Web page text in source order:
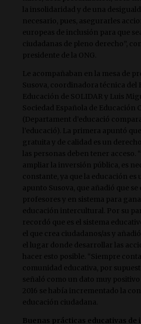
la insolidaridad y de una
necesario, pues, asegurarles
europeas de inclusión para que
ciudadanas de pleno derecho”,
presidente de la ONG.
Le acompañaban en la mesa de
Susova, coordinadora técnica del
Educación de SOLIDAR y Luis
Sociedad Española de Educación
(Departament d’educació
l’educació). La primera apuntó
gratuita y de calidad es un
las personas deben tener acceso.
ampliar la inversión pública, es
constante, ya que la educación es
apunto Susova, que añadió que
profesores y en sistema para
educación intercultural. Por su
recordó que es el sistema
el que crea ciudadanos/as y
el lugar donde desarrollar las
hacer esto posible. “Siempre
comunidad educativa, por
señaló como un dato muy positivo
2016 se había incrementado la
educación ciudadana.
Buenas prácticas educativas de